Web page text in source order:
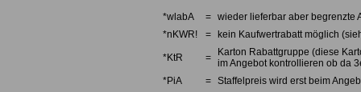
*wlabA = wieder lieferbar aber begrenzte
*nKWR!
= kein Kaufwertrabatt möglich
*KtR =
Karton Rabattgruppe (diese
im Angebot kontrollieren ob da
*PiA
= Staffelpreis wird erst beim